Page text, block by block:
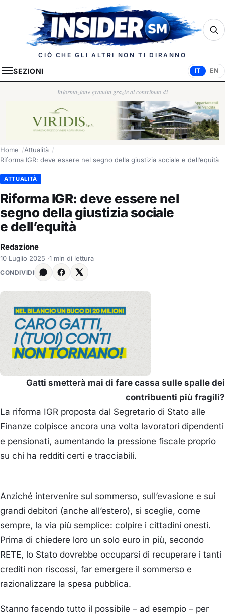
Insider.sm
CIÒ CHE GLI ALTRI NON TI DIRANNO
SEZIONI IT EN
Informazione gratuita grazie al contributo di
Home
Attualità
Riforma IGR: deve essere nel segno della giustizia sociale e dell’equità
ATTUALITÀ
Riforma IGR: deve essere nel
segno della giustizia sociale
e dell’equità
Redazione
10 Luglio 2025 ·1 min di lettura
CONDIVIDI
Gatti smetterà mai di fare cassa sulle spalle dei
contribuenti più fragili?
La riforma IGR proposta dal Segretario di Stato alle
Finanze colpisce ancora una volta lavoratori dipendenti
e pensionati, aumentando la pressione fiscale proprio
su chi ha redditi certi e tracciabili.
Anziché intervenire sul sommerso, sull’evasione e sui
grandi debitori (anche all’estero), si sceglie, come
sempre, la via più semplice: colpire i cittadini onesti.
Prima di chiedere loro un solo euro in più, secondo
RETE, lo Stato dovrebbe occuparsi di recuperare i tanti
crediti non riscossi, far emergere il sommerso e
razionalizzare la spesa pubblica.
Stanno facendo tutto il possibile – ad esempio – per